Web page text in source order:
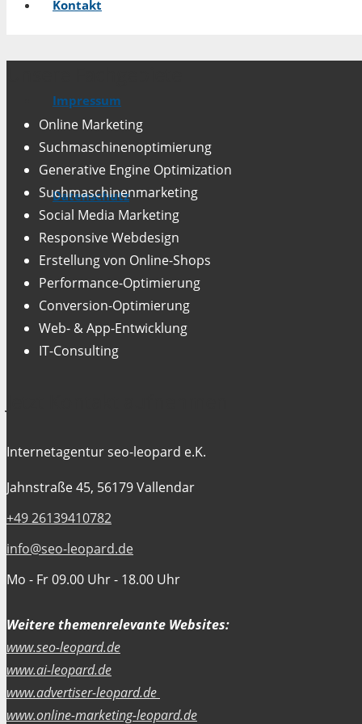
Kontakt
Impressum
Datenschutz
Online Marketing
Suchmaschinenoptimierung
Generative Engine Optimization
Suchmaschinenmarketing
Social Media Marketing
Responsive Webdesign
Erstellung von Online-Shops
Performance-Optimierung
Conversion-Optimierung
Web- & App-Entwicklung
IT-Consulting
Internetagentur seo-leopard e.K.
Jahnstraße 45, 56179 Vallendar
+49 26139410782
info@seo-leopard.de
Mo - Fr 09.00 Uhr - 18.00 Uhr
Weitere themenrelevante Websites:
www.seo-leopard.de
www.ai-leopard.de
www.advertiser-leopard.de
www.online-marketing-leopard.de